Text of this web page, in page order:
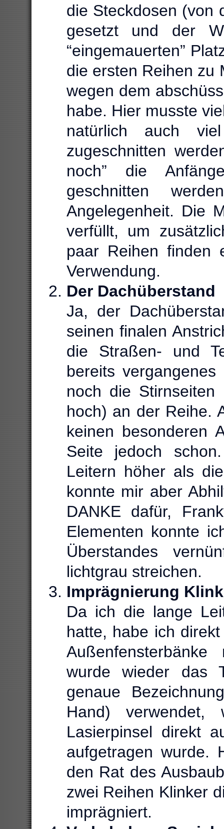
die Steckdosen (von
gesetzt und der
“eingemauerten”
die ersten Reihen zu
wegen dem
habe. Hier musste
natürlich auch
zugeschnitten
noch” die
geschnitten
Angelegenheit. Die
verfüllt, um
paar Reihen finden
Verwendung.
Der Dachüberstand
Ja, der
seinen finalen
die Straßen- und
bereits
noch die
hoch) an der Reihe.
keinen besonderen
Seite jedoch
Leitern höher als
konnte mir aber
DANKE dafür,
Elementen konnte
Überstandes
lichtgrau streichen.
Imprägnierung
Da ich die lange
hatte, habe ich
wurde wieder das
genaue
Hand) verwendet,
Lasierpinsel direkt
aufgetragen wurde.
den Rat des
zwei Reihen Klinker
imprägniert.